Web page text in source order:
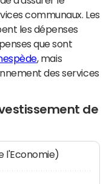
communaux. Les
les dépenses
que sont
, mais
des services
de
l'Economie)